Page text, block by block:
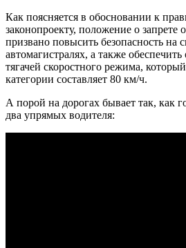
Как поясняется в обосновании к
законопроекту, положение о запрете
призвано повысить безопасность на
автомагистралях, а также
тягачей скоростного режима,
категории составляет 80 км/ч.
А порой на дорогах бывает так, как
два упрямых водителя: